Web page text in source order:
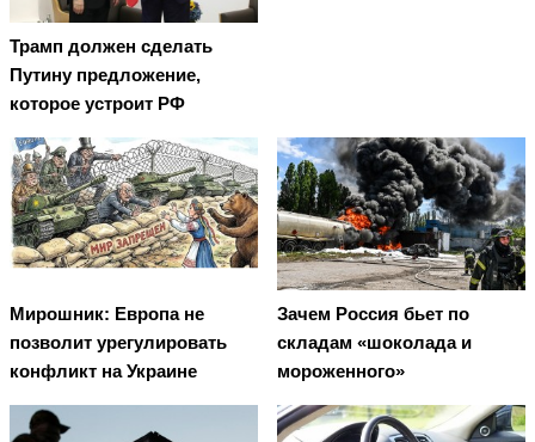
Трамп должен сделать
Путину предложение,
которое устроит РФ
Мирошник: Европа не
позволит урегулировать
конфликт на Украине
Зачем Россия бьет по
складам «шоколада и
мороженного»